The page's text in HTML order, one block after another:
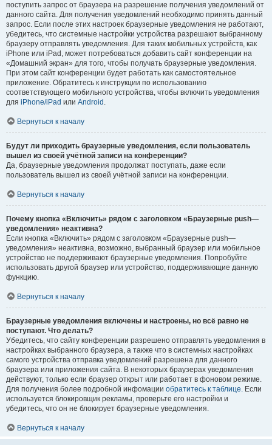
поступить запрос от браузера на разрешение получения уведомлений от
данного сайта. Для получения уведомлений необходимо принять данный
запрос. Если после этих настроек браузерные уведомления не работают,
убедитесь, что системные настройки устройства разрешают выбранному
браузеру отправлять уведомления. Для таких мобильных устройств, как
iPhone или iPad, может потребоваться добавить сайт конференции на
«Домашний экран» для того, чтобы получать браузерные уведомления.
При этом сайт конференции будет работать как самостоятельное
приложение. Обратитесь к инструкции по использованию
соответствующего мобильного устройства, чтобы включить уведомления
для iPhone/iPad или Android .
Вернуться к началу
Будут ли приходить браузерные уведомления, если пользователь
вышел из своей учётной записи на конференции?
Да, браузерные уведомления продолжат поступать, даже если
пользователь вышел из своей учётной записи на конференции.
Вернуться к началу
Почему кнопка «Включить» рядом с заголовком «Браузерные push—
уведомления» неактивна?
Если кнопка «Включить» рядом с заголовком «Браузерные push—
уведомления» неактивна, возможно, выбранный браузер или мобильное
устройство не поддерживают браузерные уведомления. Попробуйте
использовать другой браузер или устройство, поддерживающие данную
функцию.
Вернуться к началу
Браузерные уведомления включены и настроены, но всё равно не
поступают. Что делать?
Убедитесь, что сайту конференции разрешено отправлять уведомления в
настройках выбранного браузера, а также что в системных настройках
самого устройства отправка уведомлений разрешена для данного
браузера или приложения сайта. В некоторых браузерах уведомления
действуют, только если браузер открыт или работает в фоновом режиме.
Для получения более подробной инфомации обратитесь к таблице. Если
используется блокировщик рекламы, проверьте его настройки и
убедитесь, что он не блокирует браузерные уведомления.
Вернуться к началу